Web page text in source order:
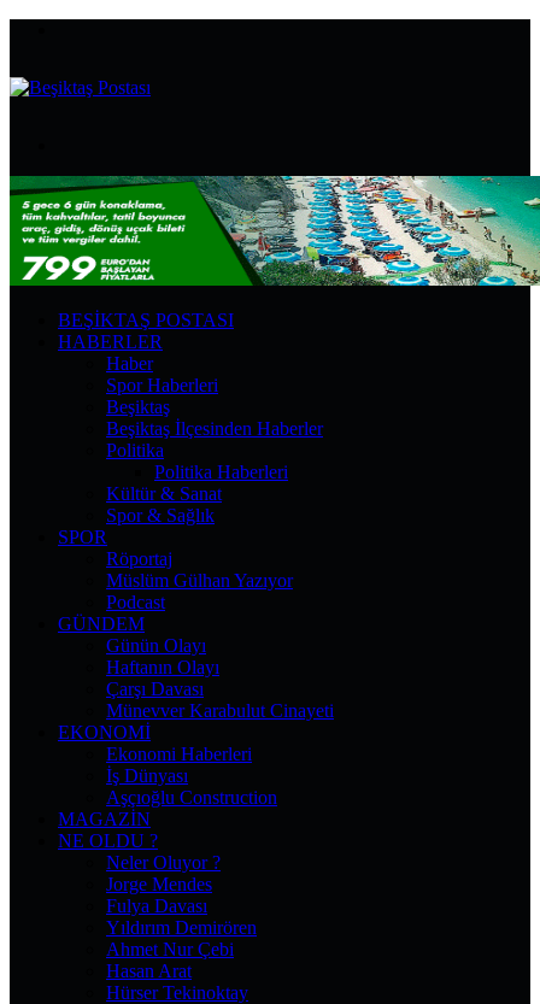
...
BEŞIKTAŞ POSTASI
HABERLER
Haber
Spor Haberleri
Beşiktaş
Beşiktaş İlçesinden Haberler
Politika
Politika Haberleri
Kültür & Sanat
Spor & Sağlık
SPOR
Röportaj
Müslüm Gülhan Yazıyor
Podcast
GÜNDEM
Günün Olayı
Haftanın Olayı
Çarşı Davası
Münevver Karabulut Cinayeti
EKONOMI
Ekonomi Haberleri
İş Dünyası
Aşçıoğlu Construction
MAGAZIN
NE OLDU ?
Neler Oluyor ?
Jorge Mendes
Fulya Davası
Yıldırım Demirören
Ahmet Nur Çebi
Hasan Arat
Hürser Tekinoktay